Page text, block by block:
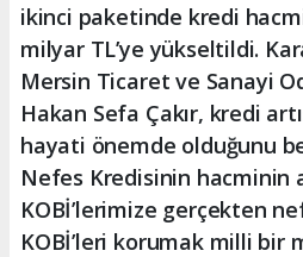
ikinci paketinde kredi
milyar TL’ye yükseltildi.
Mersin Ticaret ve Sanayi
Hakan Sefa Çakır, kredi
hayati önemde olduğunu
Nefes Kredisinin hacminin
KOBİ’lerimize gerçekten
KOBİ’leri korumak milli bir